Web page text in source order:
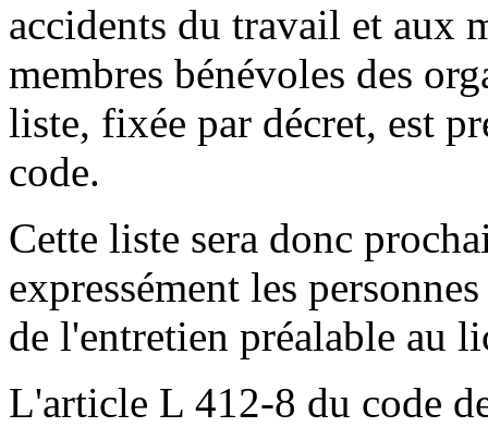
accidents du travail et aux
membres bénévoles des
liste, fixée par décret, est
code.
Cette liste sera donc
expressément les
de l'entretien préalable au
L'article L 412-8 du code